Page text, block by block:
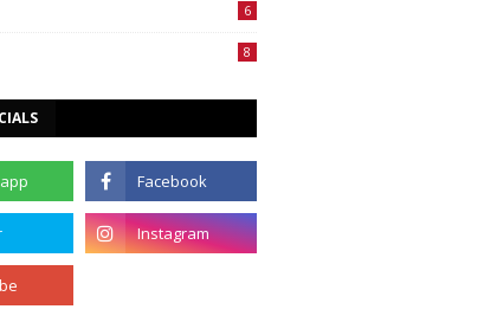
6
8